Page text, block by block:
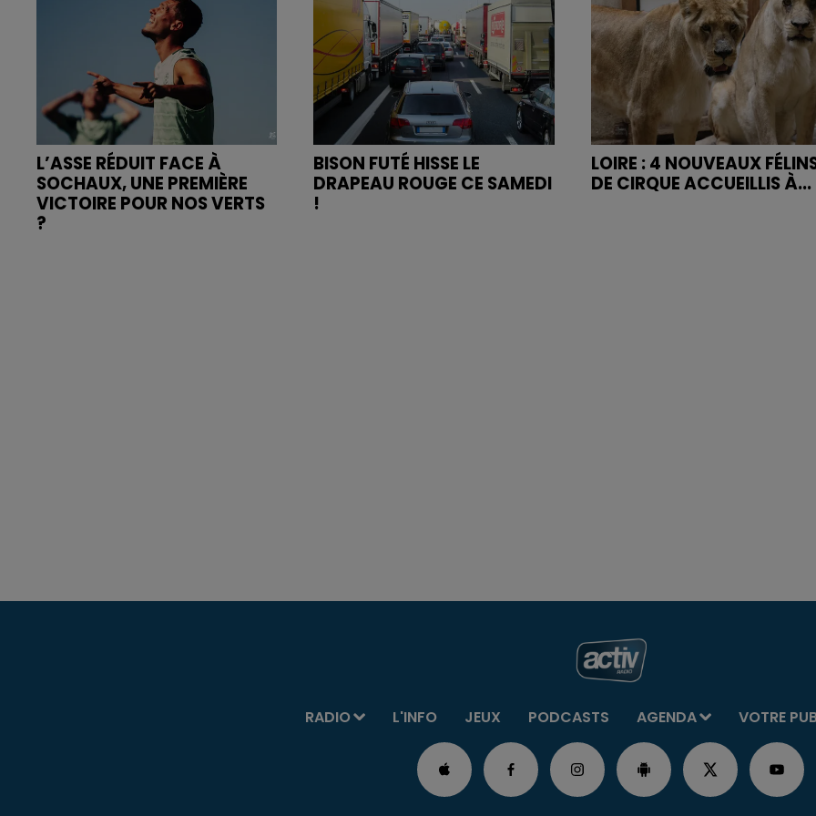
L’ASSE RÉDUIT FACE À
SOCHAUX, UNE PREMIÈRE
VICTOIRE POUR NOS VERTS
?
BISON FUTÉ HISSE LE
DRAPEAU ROUGE CE SAMEDI
!
LOIRE : 4 NOUVEAUX
DE CIRQUE ACCUEILLIS À...
RADIO L'INFO JEUX PODCASTS AGENDA VOTRE